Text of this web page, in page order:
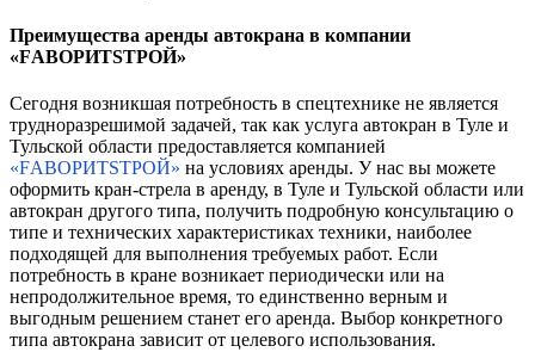
Преимущества аренды автокрана в компании
«FАВОРИТSТРОЙ»
Сегодня возникшая потребность в спецтехнике не является
трудноразрешимой задачей, так как услуга автокран в Туле и
Тульской области предоставляется компанией
«FАВОРИТSТРОЙ» на условиях аренды. У нас вы можете
оформить кран-стрела в аренду, в Туле и Тульской области или
автокран другого типа, получить подробную консультацию о
типе и технических характеристиках техники, наиболее
подходящей для выполнения требуемых работ. Если
потребность в кране возникает периодически или на
непродолжительное время, то единственно верным и
выгодным решением станет его аренда. Выбор конкретного
типа автокрана зависит от целевого использования.